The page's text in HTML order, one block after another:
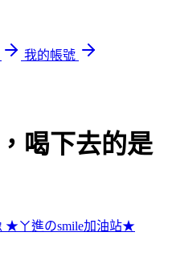
我的帳號
喝下去的是
★ㄚ進のsmile加油站★